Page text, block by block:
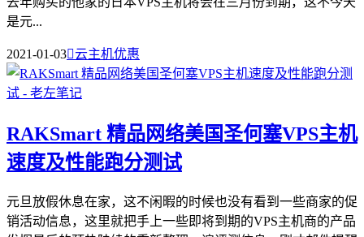
是元...
2021-01-03云主机优惠
RAKSmart 精品网络美国圣何塞VPS主机
速度及性能跑分测试
元旦放假休息在家，这不闲暇的时候也没有看到一些商家的促
销活动信息，这里就把手上一些即将到期的VPS主机商的产品